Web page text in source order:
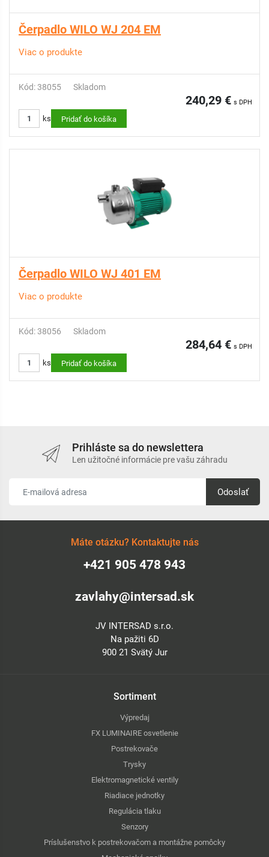
Čerpadlo WILO WJ 204 EM
Viac o produkte
Kód: 38055 Skladom
240,29 € s DPH
ks Pridať do košíka
Čerpadlo WILO WJ 401 EM
Viac o produkte
Kód: 38056 Skladom
284,64 € s DPH
ks Pridať do košíka
Prihláste sa do newslettera
Len užitočné informácie pre vašu záhradu
Odoslať
Máte otázku? Kontaktujte nás
+421 905 478 943
zavlahy@intersad.sk
JV INTERSAD s.r.o.
Na pažiti 6D
900 21 Svätý Jur
Sortiment
Výpredaj
FX LUMINAIRE osvetlenie
Postrekovače
Trysky
Elektromagnetické ventily
Riadiace jednotky
Regulácia tlaku
Senzory
Príslušenstvo k postrekovačom a montážne pomôcky